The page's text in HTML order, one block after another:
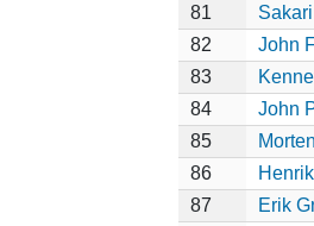
81
82
John
83
84
John
85
86
87
Erik